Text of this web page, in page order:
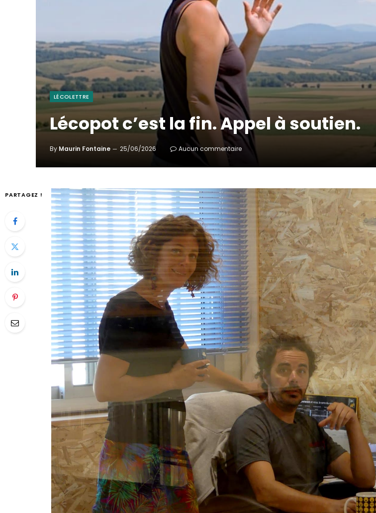
LÉCOLETTRE
Lécopot c’est la fin. Appel à soutien.
By Maurin Fontaine 25/06/2026 Aucun commentaire
PARTAGEZ !